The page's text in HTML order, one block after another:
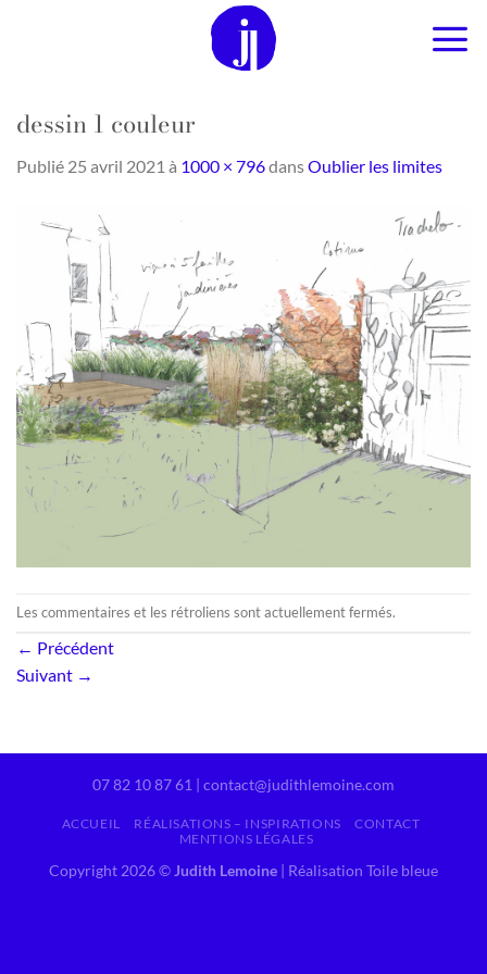
dessin 1 couleur
Publié 25 avril 2021 à 1000 × 796dansOublier les limites
Les commentaires et les rétroliens sont actuellement fermés.
← Précédent
Suivant →
07 82 10 87 61 | contact@judithlemoine.com
ACCUEIL RÉALISATIONS – INSPIRATIONS
CONTACT
MENTIONS LÉGALES
Copyright 2026 © Judith Lemoine | Réalisation Toile bleue